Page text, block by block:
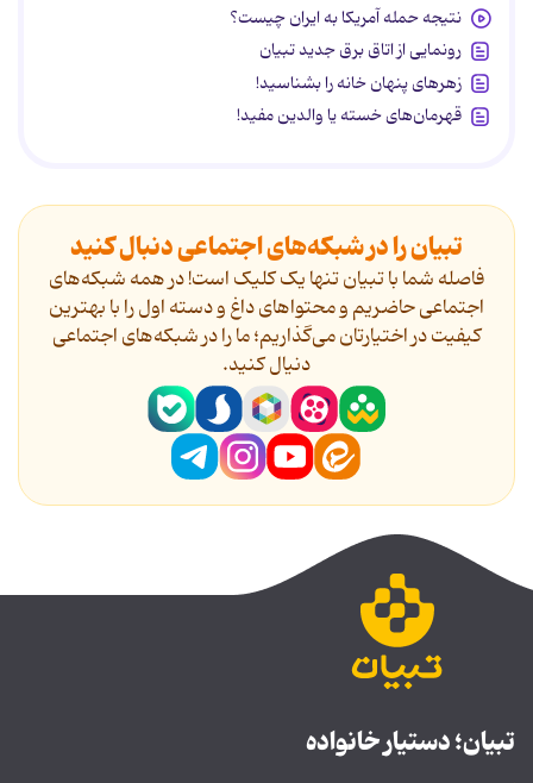
نتیجه حمله آمریکا به ایران چیست؟
رونمایی از اتاق برق جدید تبیان
زهرهای پنهان خانه را بشناسید!
قهرمان‌های خسته یا والدین مفید!
تبیان را در شبکه‌های اجتماعی دنبال کنید
فاصله شما با تبیان تنها یک کلیک است! در همه شبکه‌های
اجتماعی حاضریم و محتواهای داغ و دسته اول را با بهترین
کیفیت در اختیارتان می‌گذاریم؛ ما را در شبکه‌های اجتماعی
دنیال کنید.
تبیان؛ دستیار خانواده